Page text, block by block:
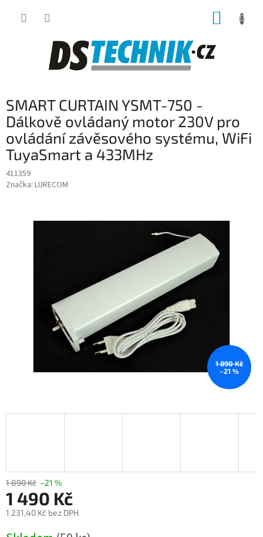
SMART CURTAIN YSMT-750 -
Dálkově ovládaný motor 230V pro
ovládání závěsového systému, WiFi
TuyaSmart a 433MHz
411359
Značka: LURECOM
1 890 Kč
–21 %
1 890 Kč –21 %
1 490 Kč
1 231,40 Kč bez DPH